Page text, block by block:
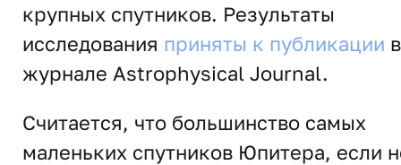
крупных спутников. Результаты
исследования приняты к публикации в
журнале Astrophysical Journal.
Считается, что большинство самых
маленьких спутников Юпитера, если